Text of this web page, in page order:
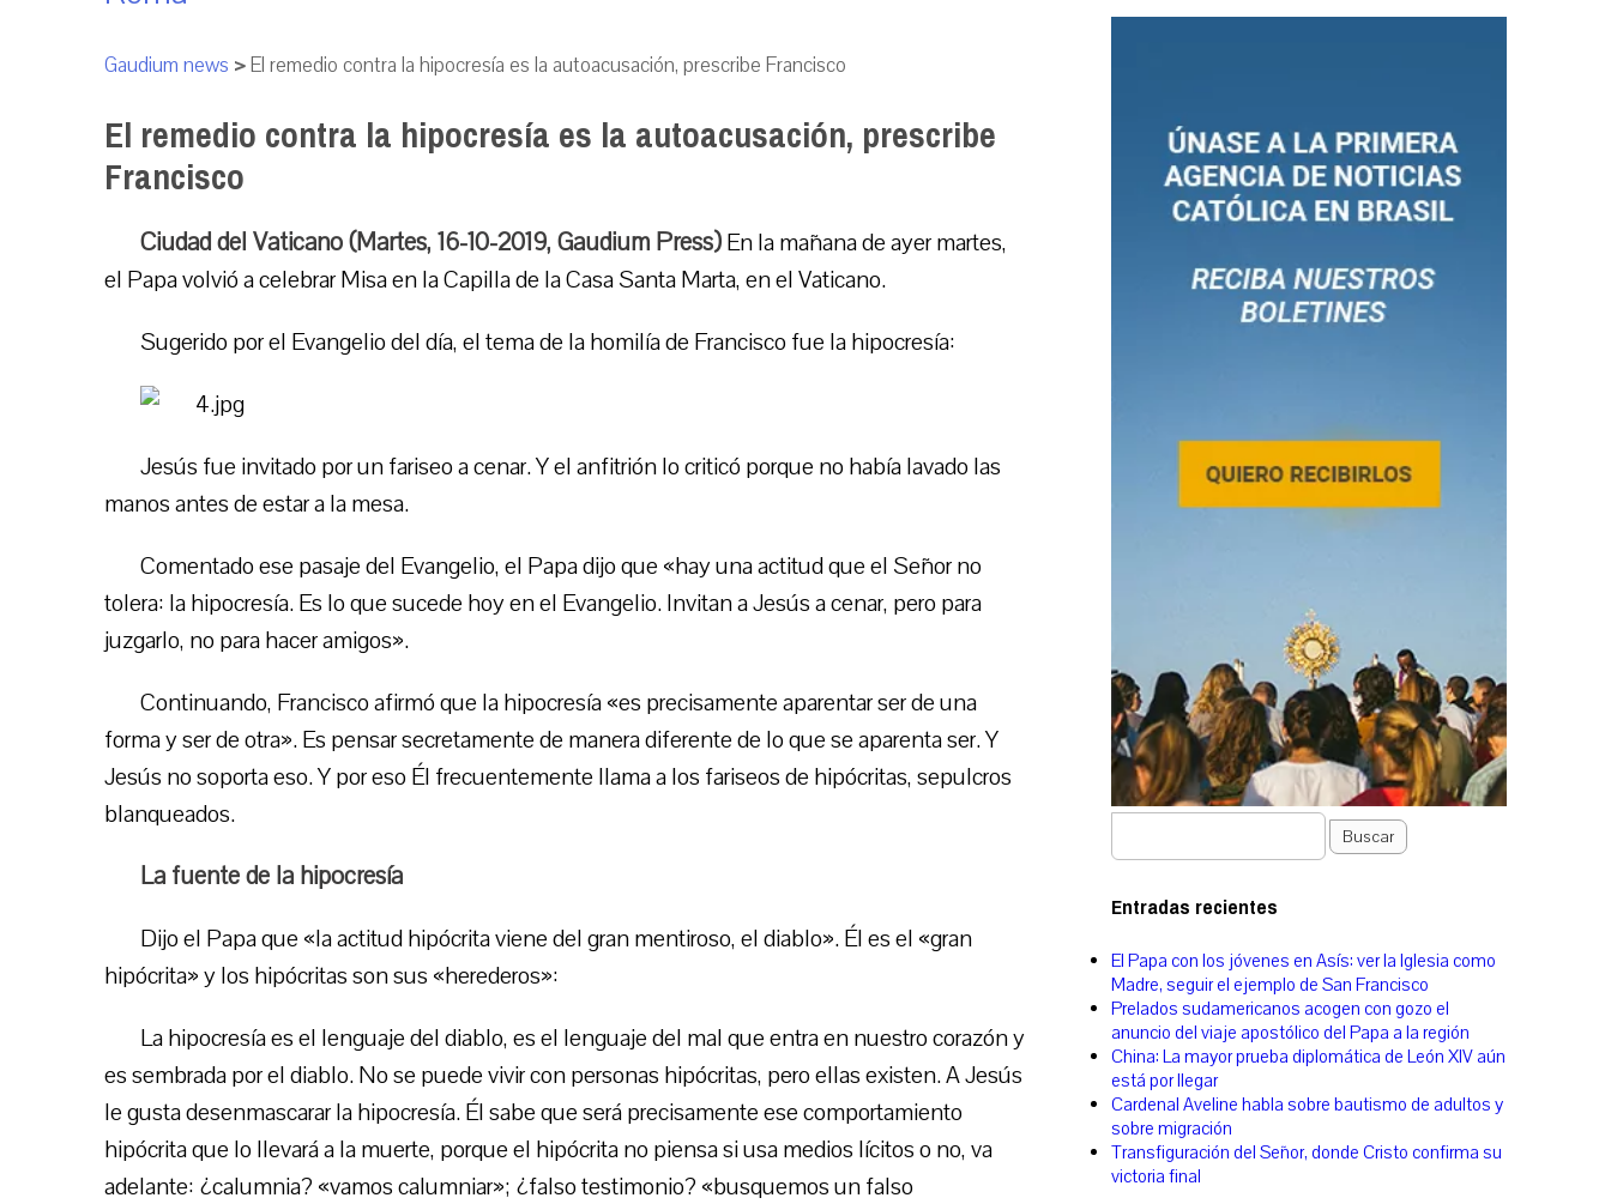
Gaudium news >El remedio contra la hipocresía es la autoacusación, prescribe Francisco
El remedio contra la hipocresía es la autoacusación, prescribe
Francisco
Ciudad del Vaticano (Martes, 16-10-2019, Gaudium Press)En la mañana de ayer martes,
el Papa volvió a celebrar Misa en la Capilla de la Casa Santa Marta, en el Vaticano.
Sugerido por el Evangelio del día, el tema de la homilía de Francisco fue la hipocresía:
Jesús fue invitado por un fariseo a cenar. Y el anfitrión lo criticó porque no había lavado las
manos antes de estar a la mesa.
Comentado ese pasaje del Evangelio, el Papa dijo que «hay una actitud que el Señor no
tolera: la hipocresía. Es lo que sucede hoy en el Evangelio. Invitan a Jesús a cenar, pero para
juzgarlo, no para hacer amigos».
Continuando, Francisco afirmó que la hipocresía «es precisamente aparentar ser de una
forma y ser de otra». Es pensar secretamente de manera diferente de lo que se aparenta ser. Y
Jesús no soporta eso. Y por eso Él frecuentemente llama a los fariseos de hipócritas, sepulcros
blanqueados.
La fuente de la hipocresía
Dijo el Papa que «la actitud hipócrita viene del gran mentiroso, el diablo». Él es el «gran
hipócrita» y los hipócritas son sus «herederos»:
La hipocresía es el lenguaje del diablo, es el lenguaje del mal que entra en nuestro corazón y
es sembrada por el diablo. No se puede vivir con personas hipócritas, pero ellas existen. A Jesús
le gusta desenmascarar la hipocresía. Él sabe que será precisamente ese comportamiento
hipócrita que lo llevará a la muerte, porque el hipócrita no piensa si usa medios lícitos o no, va
adelante: ¿calumnia? «vamos calumniar»; ¿falso testimonio? «busquemos un falso
Buscar
Entradas recientes
El Papa con los jóvenes en Asís: ver la Iglesia como
Madre, seguir el ejemplo de San Francisco
Prelados sudamericanos acogen con gozo el
anuncio del viaje apostólico del Papa a la región
China: La mayor prueba diplomática de León XIV aún
está por llegar
Cardenal Aveline habla sobre bautismo de adultos y
sobre migración
Transfiguración del Señor, donde Cristo confirma su
victoria final